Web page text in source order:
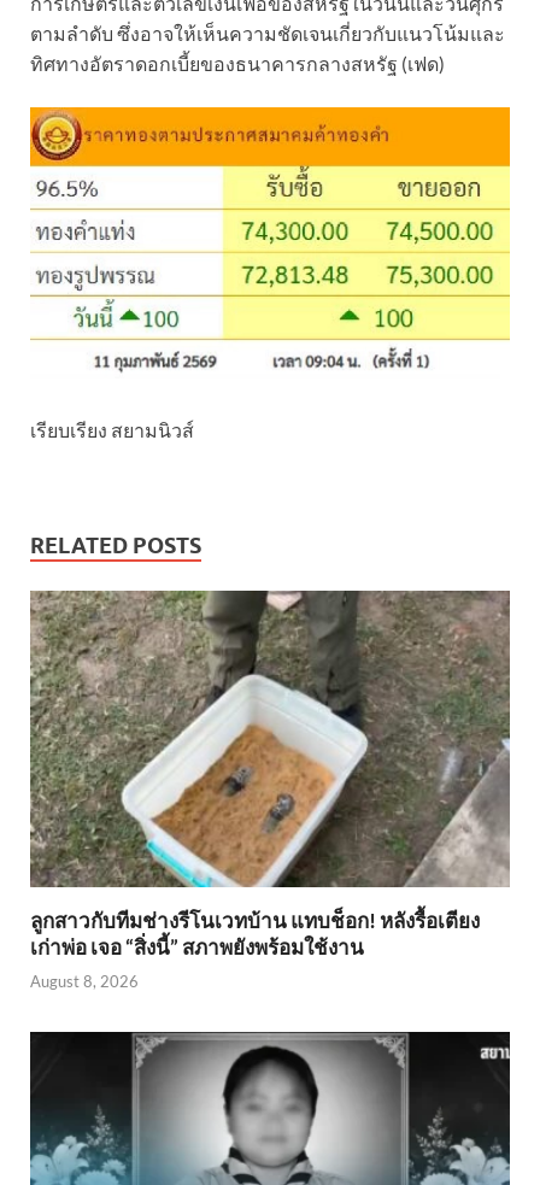
ตามลำดับ ซึ่งอาจให้เห็นความชัดเจนเกี่ยวกับแนวโน้มและ
ทิศทางอัตราดอกเบี้ยของธนาคารกลางสหรัฐ (เฟด)
เรียบเรียง สยามนิวส์
RELATED POSTS
ลูกสาวกับทีมช่างรีโนเวทบ้าน แทบช็อก! หลังรื้อเตียง
เก่าพ่อ เจอ “สิ่งนี้” สภาพยังพร้อมใช้งาน
August 8, 2026